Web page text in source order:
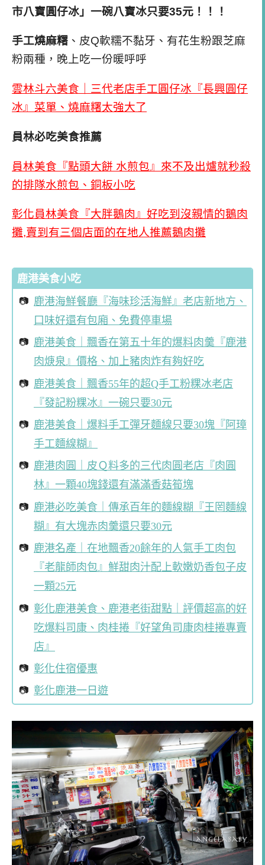
市八寶圓仔冰」一碗八寶冰只要35元！！！
手工燒麻糬 、皮Q軟糯不黏牙、有花生粉跟芝麻
粉兩種，晚上吃一份暖呼呼
雲林斗六美食｜三代老店手工圓仔冰『長興圓仔
冰』菜單、燒麻糬太強大了
員林必吃美食推薦
員林美食『點頭大餅 水煎包』來不及出爐就秒殺
的排隊水煎包、銅板小吃
彰化員林美食『大胖鵝肉』好吃到沒親情的鵝肉
攤,賣到有三個店面的在地人推薦鵝肉攤
鹿港美食小吃
鹿港海鮮餐廳『海味珍活海鮮』老店新地方、
口味好還有包廂、免費停車場
鹿港美食｜飄香在第五十年的爆料肉羹『鹿港
肉焿泉』價格、加上豬肉炸有夠好吃
鹿港美食｜飄香55年的超Q手工粉粿冰老店
『發記粉粿冰』一碗只要30元
鹿港美食｜爆料手工彈牙麵線只要30塊『阿璋
手工麵線糊』
鹿港肉圓｜皮Ｑ料多的三代肉圓老店『肉圓
林』一顆40塊錢還有滿滿香菇筍塊
鹿港必吃美食｜傳承百年的麵線糊『王罔麵線
糊』有大塊赤肉羹還只要30元
鹿港名產｜在地飄香20餘年的人氣手工肉包
『老龍師肉包』鮮甜肉汁配上軟嫩奶香包子皮
一顆25元
彰化鹿港美食、鹿港老街甜點｜評價超高的好
吃爆料司康、肉桂捲『好望角司康肉桂捲專賣
店』
彰化住宿優惠
彰化鹿港一日遊